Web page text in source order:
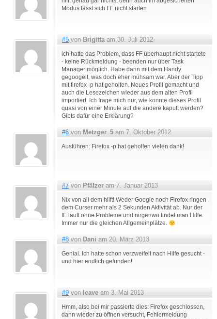
Modus lässt sich FF nicht starten
#5 von Brigittaam 30. Juli 2012
ich hatte das Problem, dass FF überhaupt nicht startete
- keine Rückmeldung - beenden nur über Task
Manager möglich. Habe dann mit dem Handy
gegoogelt, was doch eher mühsam war. Aber der Tipp
mit firefox -p hat geholfen. Neues Profil gemacht und
auch die Lesezeichen wieder aus dem alten Profil
importiert. Ich frage mich nur, wie konnte dieses Profil
quasi von einer Minute auf die andere kaputt werden?
Gibts dafür eine Erklärung?
#6 von Metzger_5 am 7. Oktober 2012
Ausführen: Firefox -p hat geholfen vielen dank!
#7 von Pfälzer am 7. Januar 2013
Nix von all dem hilft! Weder Google noch Firefox ringen
dem Curser mehr als 2 Sekunden Aktivität ab. Nur der
IE läuft ohne Probleme und nirgenwo findet man Hilfe.
Immer nur die gleichen Allgemeinplätze.
#8 von Dani am 20. März 2013
Genial. Ich hatte schon verzweifelt nach Hilfe gesucht -
und hier endlich gefunden!
#9 von leave am 3. Mai 2013
Hmm, also bei mir passierte dies: Firefox geschlossen,
dann wieder zu öffnen versucht, Fehlermeldung